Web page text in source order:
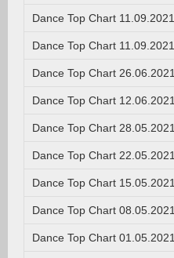
Dance Top Chart 11.09.2021.
Dance Top Chart 11.09.2021.
Dance Top Chart 26.06.2021.
Dance Top Chart 12.06.2021.
Dance Top Chart 28.05.2021.
Dance Top Chart 22.05.2021.
Dance Top Chart 15.05.2021.
Dance Top Chart 08.05.2021.
Dance Top Chart 01.05.2021.